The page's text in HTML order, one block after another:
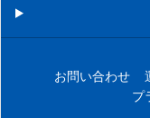
お問い合わせ
プ